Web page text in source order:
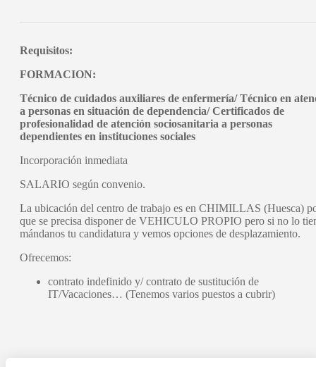
Requisitos:
FORMACION:
Técnico de cuidados auxiliares de enfermería/Técnico en
a personas en situación de dependencia/ Certificados de
profesionalidad de atención sociosanitaria a personas
dependientes en instituciones sociales
Incorporación inmediata
SALARIO según convenio.
La ubicación del centro de trabajo es en CHIMILLAS (Huesca)
que se precisa disponer de VEHICULO PROPIO pero si no lo
mándanos tu candidatura y vemos opciones de desplazamiento.
Ofrecemos:
contrato indefinido y/ contrato de sustitución de
IT/Vacaciones… (Tenemos varios puestos a cubrir)